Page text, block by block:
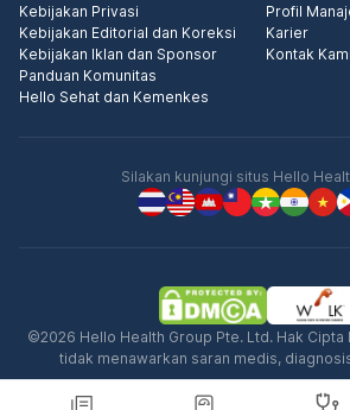
Kebijakan Privasi
Kebijakan Editorial dan Koreksi
Kebijakan Iklan dan Sponsor
Panduan Komunitas
Hello Sehat dan Kemenkes
Profil
Karier
Kontak Kami
Silakan kunjungi situs Hello
©2026 Hello Health Group Pte. Ltd. Hak Cipta
tidak menawarkan saran medis,